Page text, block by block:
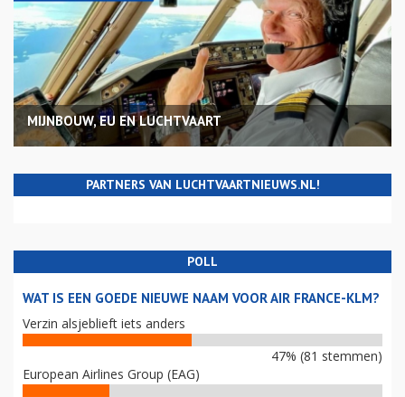
MIJNBOUW, EU EN LUCHTVAART
PARTNERS VAN LUCHTVAARTNIEUWS.NL!
POLL
WAT IS EEN GOEDE NIEUWE NAAM VOOR AIR FRANCE-KLM?
Verzin alsjeblieft iets anders
47% (81 stemmen)
European Airlines Group (EAG)